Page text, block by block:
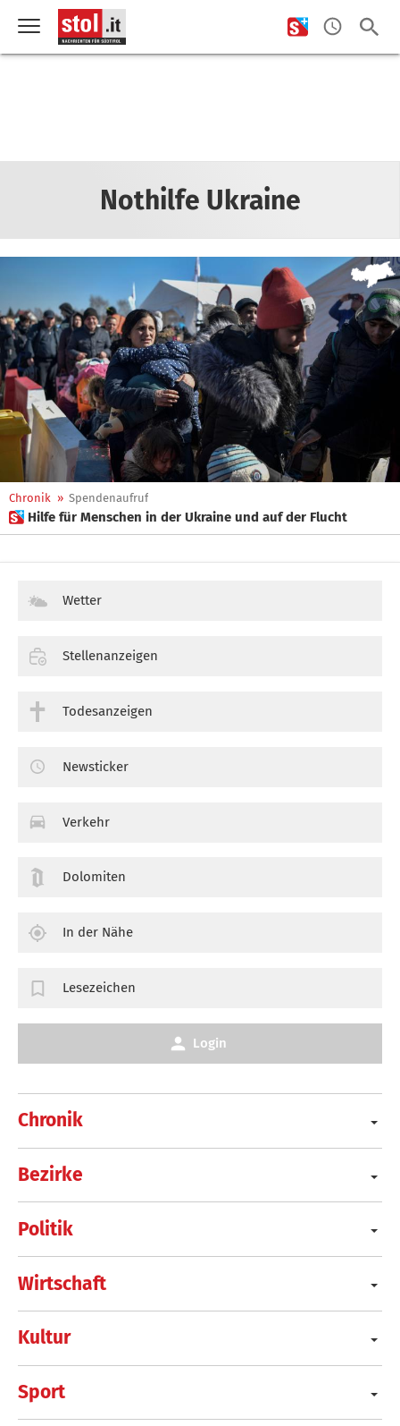
Nothilfe Ukraine
Chronik » Spendenaufruf
 Hilfe für Menschen in der Ukraine und auf der Flucht
Chronik
Bezirke
Politik
Wirtschaft
Kultur
Sport
Wetter
Stellenanzeigen
Todesanzeigen
Newsticker
Verkehr
Dolomiten
In der Nähe
Lesezeichen
Login